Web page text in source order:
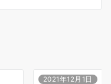
2021年12月1日